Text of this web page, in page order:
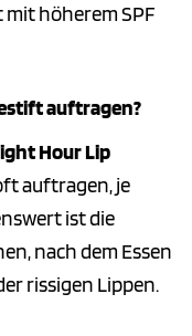
höherem SPF
auftragen?
Hour Lip
auftragen, je
ist die
nach dem Essen
rissigen Lippen.